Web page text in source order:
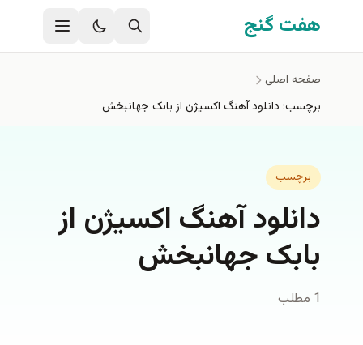
رفتن به محتوای اصلی
هفت گنج
صفحه اصلی
برچسب: دانلود آهنگ اکسیژن از بابک جهانبخش
برچسب
دانلود آهنگ اکسیژن از
بابک جهانبخش
1 مطلب